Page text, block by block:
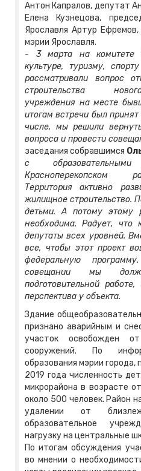
Антон Капралов, депутат
Елена Кузнецова,
Ярославля Артур
мэрии Ярославля.
- 3 марта на комитете
культуре, туризму,
рассматривали вопрос
строительства
учреждения на месте
итогам встречи был
числе, мы решили
вопроса и провести
заседания собравшимся
с
Красноперекопском
Территория активно
жилищное строительство.
детьми. А потому этому
необходима. Радует, что
депутаты всех уровней.
все, чтобы этот проект
федеральную
совещании мы
подготовительной
перспектива у объекта. ​
Здание
признано аварийным и
участок освобожден
сооружений. По
образования мэрии города,
2019 года численность
микрорайона в возрасте
около 500 человек. Район
удалении от
образовательное
нагрузку на центральные
По итогам обсуждения
во мнении о